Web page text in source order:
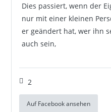
Dies passiert, wenn der
nur mit einer kleinen
er geändert hat, wer ihn
auch sein,
2
Auf Facebook ansehen